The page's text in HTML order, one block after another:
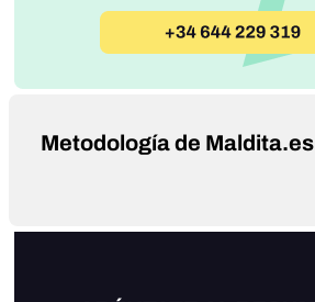
Metodología de Maldita.es